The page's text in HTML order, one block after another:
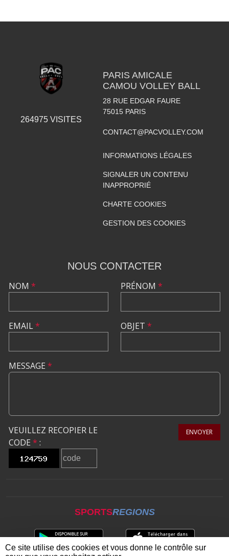
264975 VISITES
PARIS AMICALE
CAMOU VOLLEY BALL
28 RUE EDGAR FAURE
75015 PARIS
CONTACT@PACVOLLEY.COM
INFORMATIONS LÉGALES
SIGNALER UN CONTENU
INAPPROPRIÉ
CHARTE COOKIES
GESTION DES COOKIES
NOUS CONTACTER
NOM *
EMAIL*
PRÉNOM *
OBJET *
MESSAGE *
VEUILLEZ RECOPIER LE
CODE * :
ENVOYER
SPORTSREGIONS
Ce site utilise des cookies et vous donne le contrôle sur